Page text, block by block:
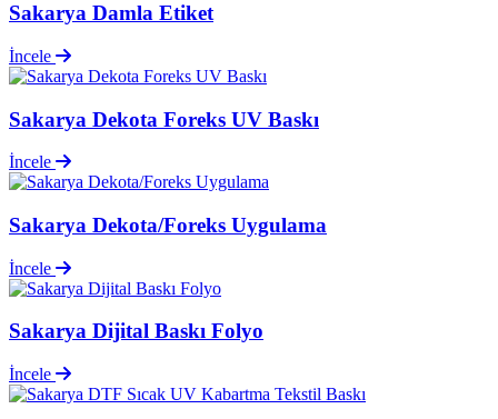
Sakarya Damla Etiket
İncele
Sakarya Dekota Foreks UV Baskı
İncele
Sakarya Dekota/Foreks Uygulama
İncele
Sakarya Dijital Baskı Folyo
İncele